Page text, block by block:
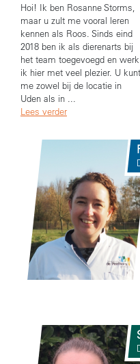
Hoi! Ik ben Rosanne Storms,
maar u zult me vooral leren
kennen als Roos. Sinds eind
2018 ben ik als dierenarts bij
het team toegevoegd en werk
ik hier met veel plezier. U kunt
me zowel bij de locatie in
Uden als in ...
Lees verder